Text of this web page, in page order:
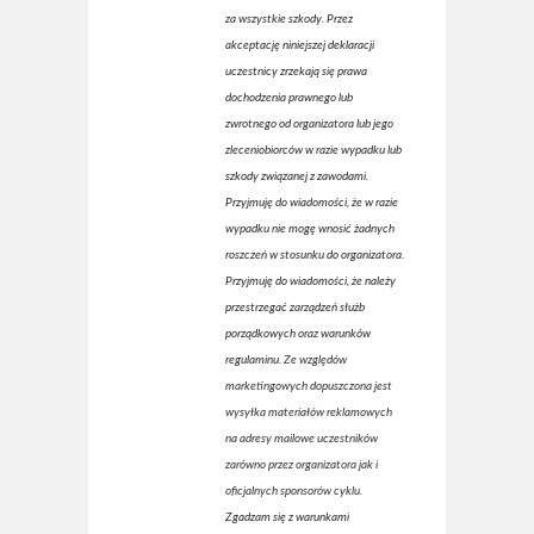
za wszystkie szkody. Przez
akceptację niniejszej deklaracji
uczestnicy zrzekają się prawa
dochodzenia prawnego lub
zwrotnego od organizatora lub jego
zleceniobiorców w razie wypadku lub
szkody związanej z zawodami.
Przyjmuję do wiadomości, że w razie
wypadku nie mogę wnosić żadnych
roszczeń w stosunku do organizatora.
Przyjmuję do wiadomości, że należy
przestrzegać zarządzeń służb
porządkowych oraz warunków
regulaminu. Ze względów
marketingowych dopuszczona jest
wysyłka materiałów reklamowych
na adresy mailowe uczestników
zarówno przez organizatora jak i
oficjalnych sponsorów cyklu.
Zgadzam się z warunkami